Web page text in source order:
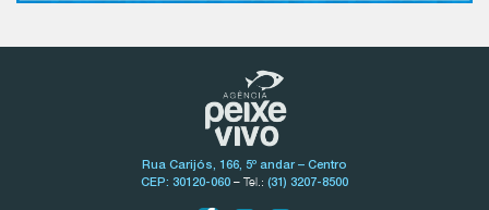
Rua Carijós, 166, 5º andar – Centro
CEP: 30120-060 – Tel.: (31) 3207-8500